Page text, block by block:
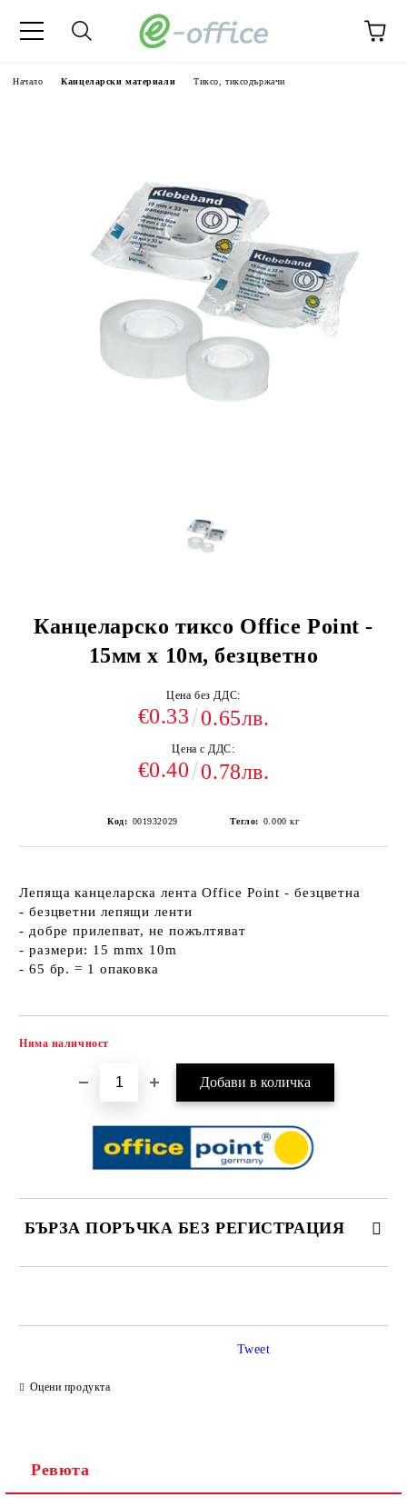
Начало Канцеларски материали Тиксо, тиксодържачи
Канцеларско тиксо Office Point -
15мм x 10м, безцветно
Цена без ДДС:
€0.33 0.65лв.
Цена с ДДС:
€0.40 0.78лв.
Код: 001932029 Тегло: 0.000 кг
Лепяща канцеларска лента Office Point - безцветна
- безцветни лепящи ленти
- добре прилепват, не пожълтяват
- размери: 15 mmx 10m
- 65 бр. = 1 опаковка
Няма наличност
БЪРЗА ПОРЪЧКА БЕЗ РЕГИСТРАЦИЯ
Оцени продукта
Tweet
Ревюта